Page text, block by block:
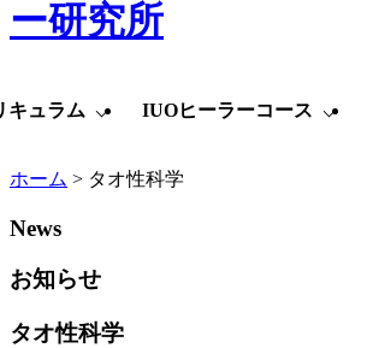
キュラム IUOヒーラーコース
ホーム > タオ性科学
News
お知らせ
タオ性科学